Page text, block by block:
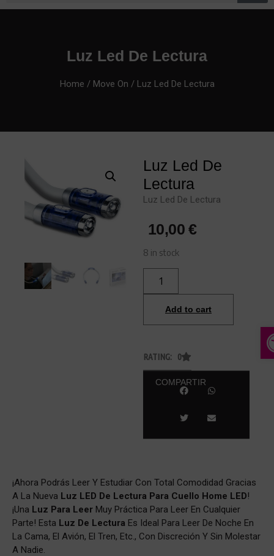
Luz Led De Lectura
Home / Move On / Luz Led De Lectura
Luz Led De
Lectura
Luz Led De Lectura
10,00€
8 in stock
Add to cart
RATING: 0
COMPARTIR
¡Ahora Podrás Leer Y Estudiar Con Total Comodidad Gracias
A La Nueva Luz LED De Lectura Para Cuello Home LED!
¡Una Luz Para Leer Muy Práctica Para Leer En Cualquier
Parte! Esta Luz De Lectura Es Ideal Para Leer De Noche En
La Cama, El Avión, El Tren, Etc., Con Discreción Y Sin Molestar
A Nadie.